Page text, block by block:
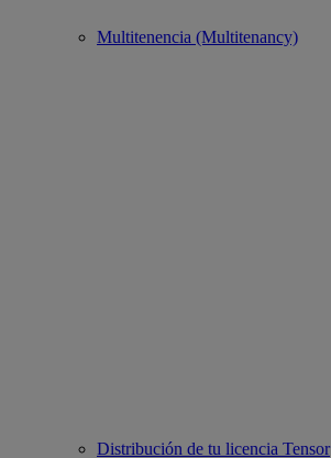
Multitenencia (Multitenancy)
Distribución de tu licencia Tensor